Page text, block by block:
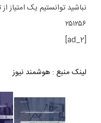
نباشید توانستیم یک امتیاز
۲۵۱۲۵۶
[ad_2]
لینک منبع : هوشمند نیوز